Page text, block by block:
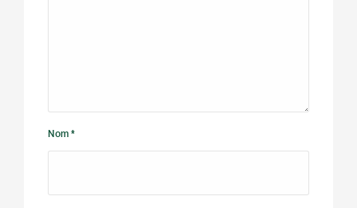
Nom *